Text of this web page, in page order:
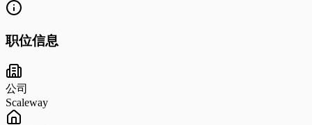
职位信息
公司
Scaleway